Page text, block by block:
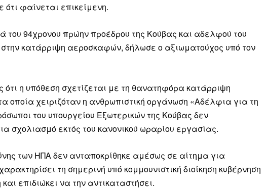
φαίνεται επικείμενη.
94χρονου πρώην προέδρου της Κούβας και αδελφού του
κατάρριψη αεροσκαφών, δήλωσε ο αξιωματούχος υπό τον
η υπόθεση σχετίζεται με τη θανατηφόρα κατάρριψη
οποία χειριζόταν η ανθρωπιστική οργάνωση «Αδέλφια για τη
του υπουργείου Εξωτερικών της Κούβας δεν
σχολιασμό εκτός του κανονικού ωραρίου εργασίας.
των ΗΠΑ δεν ανταποκρίθηκε αμέσως σε αίτημα για
τη σημερινή υπό κομμουνιστική διοίκηση κυβέρνηση
επιδιώκει να την αντικαταστήσει.